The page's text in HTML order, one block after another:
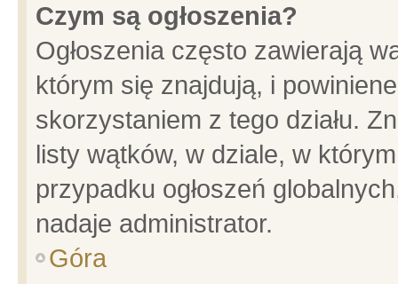
Czym są ogłoszenia?
Ogłoszenia często zawierają
którym się znajdują, i
skorzystaniem z tego działu.
listy wątków, w dziale, w
przypadku ogłoszeń
nadaje administrator.
Góra